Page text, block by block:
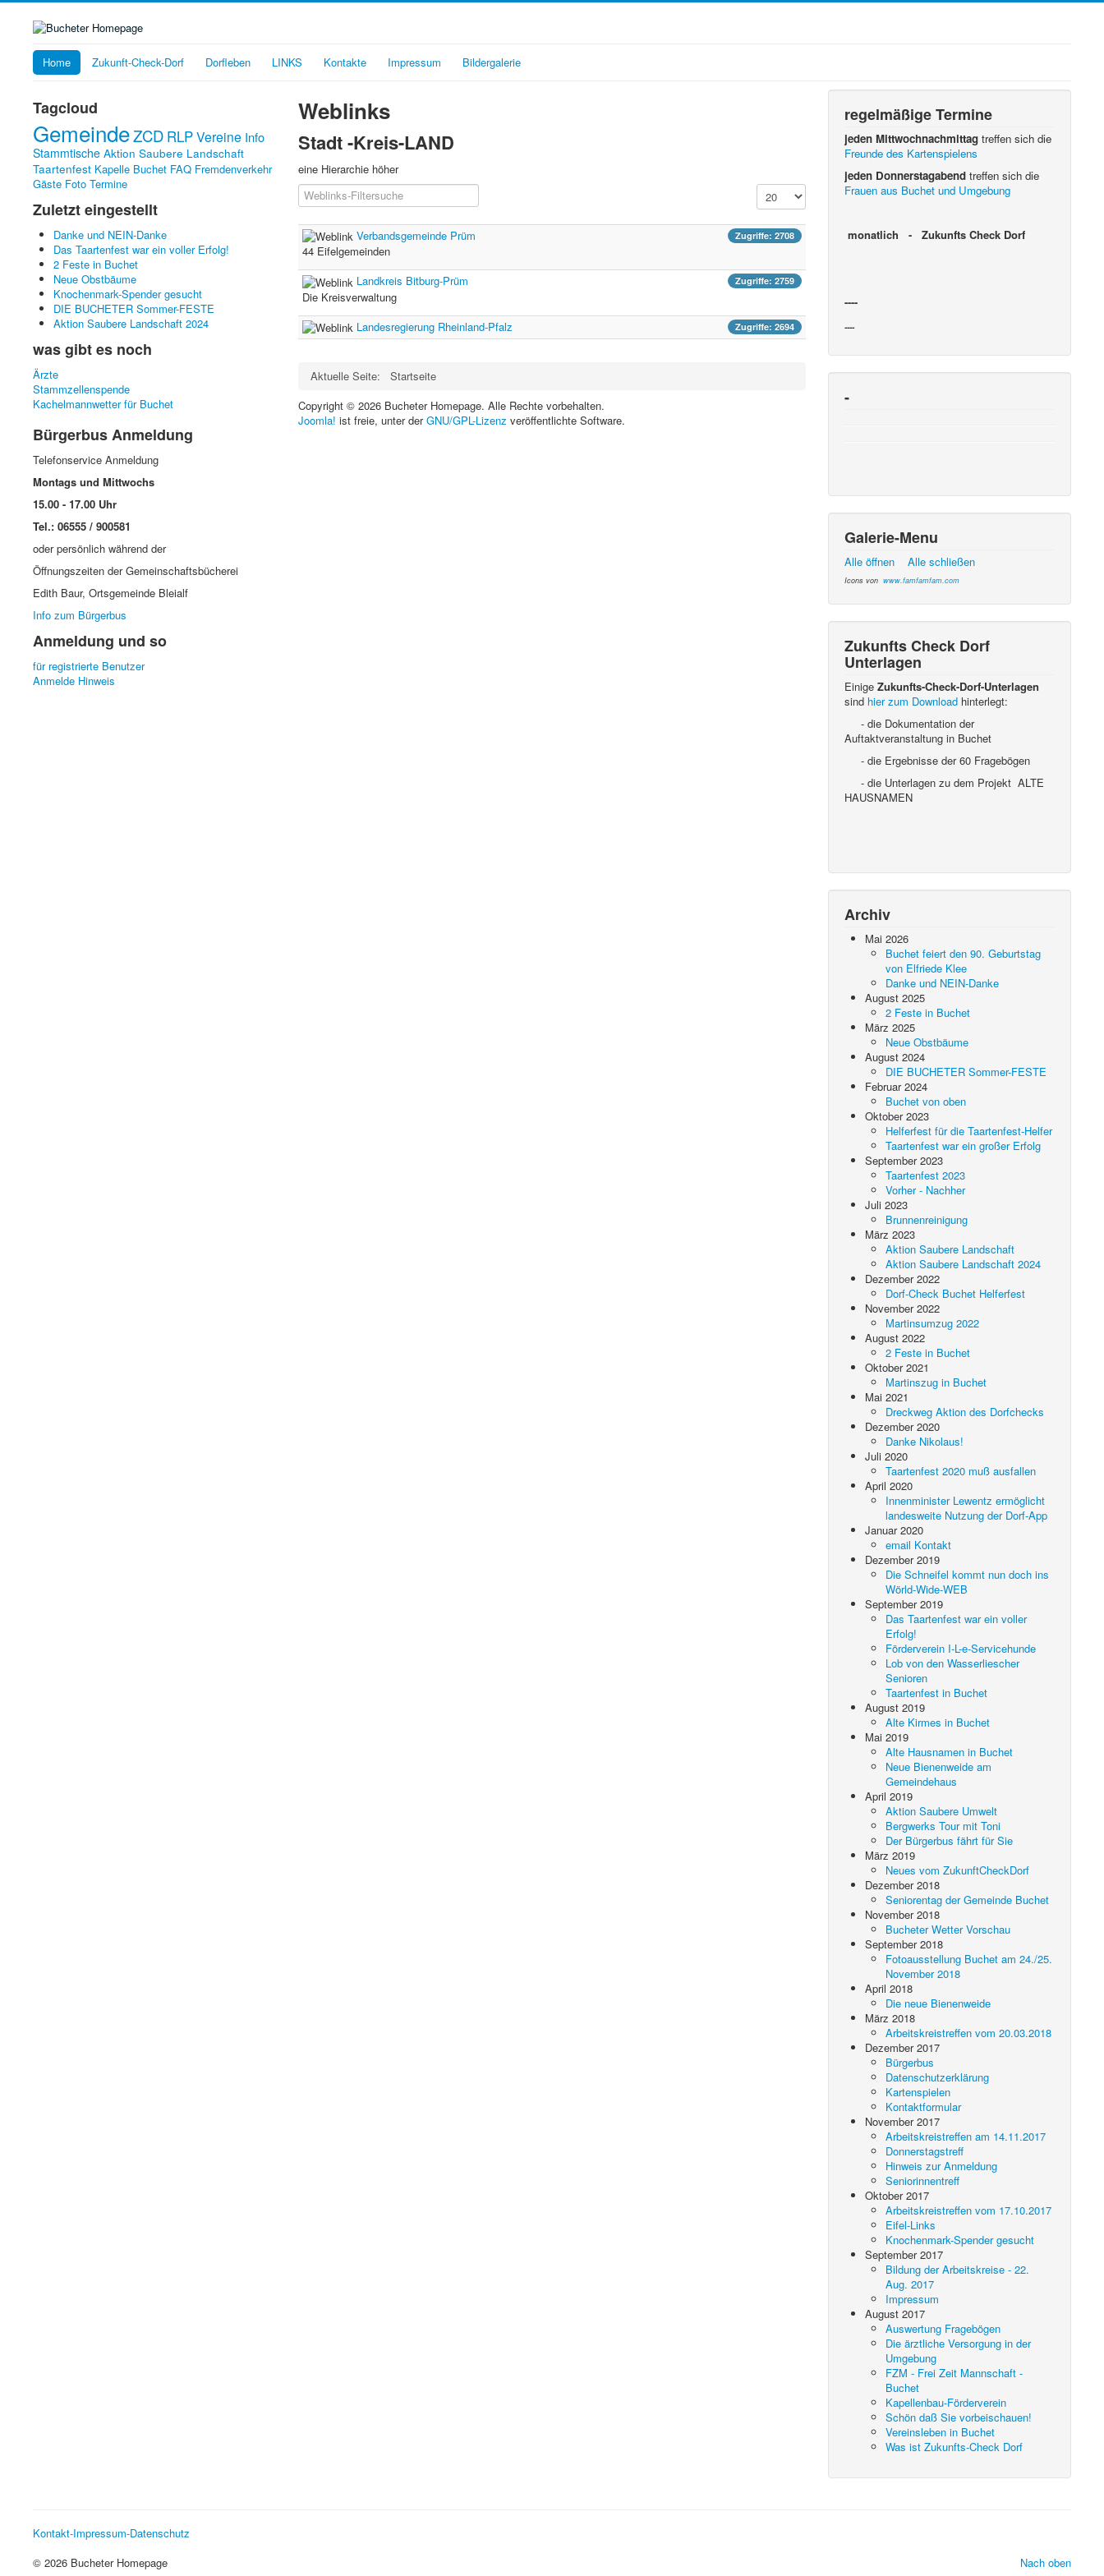
Home Zukunft-Check-Dorf Dorfleben LINKS Kontakte Impressum Bildergalerie
Tagcloud
GemeindeZCD RLPVereine Info
Stammtische Aktion Saubere Landschaft
Taartenfest Kapelle Buchet FAQ Fremdenverkehr
Gäste Foto Termine
Zuletzt eingestellt
Danke und NEIN-Danke
Das Taartenfest war ein voller Erfolg!
2 Feste in Buchet
Neue Obstbäume
Knochenmark-Spender gesucht
DIE BUCHETER Sommer-FESTE
Aktion Saubere Landschaft 2024
was gibt es noch
Ärzte
Stammzellenspende
Kachelmannwetter für Buchet
Bürgerbus Anmeldung
Telefonservice Anmeldung
Montags und Mittwochs
15.00 - 17.00 Uhr
Tel.: 06555 / 900581
oder persönlich während der
Öffnungszeiten der Gemeinschaftsbücherei
Edith Baur, Ortsgemeinde Bleialf
Info zum Bürgerbus
Anmeldung und so
für registrierte Benutzer
Anmelde Hinweis
Weblinks
Stadt -Kreis-LAND
eine Hierarchie höher
Filterfeld
Anzeige #
Zugriffe: 2708
Verbandsgemeinde Prüm
44 Eifelgemeinden
Zugriffe: 2759
Landkreis Bitburg-Prüm
Die Kreisverwaltung
Zugriffe: 2694
Landesregierung Rheinland-Pfalz
Aktuelle Seite:
Startseite
Copyright © 2026 Bucheter Homepage. Alle Rechte vorbehalten.
Joomla! ist freie, unter derGNU/GPL-Lizenz veröffentlichte Software.
regelmäßige Termine
jeden Mittwochnachmittag treffen sich die
Freunde des Kartenspielens
jeden Donnerstagabend treffen sich die
Frauen aus Buchet und Umgebung
monatlich - Zukunfts Check Dorf
----
----
-
Galerie-Menu
Alle öffnen Alle schließen
Icons vonwww.famfamfam.com
Zukunfts Check Dorf
Unterlagen
EinigeZukunfts-Check-Dorf-Unterlagen
sind hier zum Download hinterlegt:
- die Dokumentation der
Auftaktveranstaltung in Buchet
- die Ergebnisse der 60 Fragebögen
- die Unterlagen zu dem Projekt ALTE
HAUSNAMEN
Archiv
Mai 2026
Buchet feiert den 90. Geburtstag
von Elfriede Klee
Danke und NEIN-Danke
August 2025
2 Feste in Buchet
März 2025
Neue Obstbäume
August 2024
DIE BUCHETER Sommer-FESTE
Februar 2024
Buchet von oben
Oktober 2023
Helferfest für die Taartenfest-Helfer
Taartenfest war ein großer Erfolg
September 2023
Taartenfest 2023
Vorher - Nachher
Juli 2023
Brunnenreinigung
März 2023
Aktion Saubere Landschaft
Aktion Saubere Landschaft 2024
Dezember 2022
Dorf-Check Buchet Helferfest
November 2022
Martinsumzug 2022
August 2022
2 Feste in Buchet
Oktober 2021
Martinszug in Buchet
Mai 2021
Dreckweg Aktion des Dorfchecks
Dezember 2020
Danke Nikolaus!
Juli 2020
Taartenfest 2020 muß ausfallen
April 2020
Innenminister Lewentz ermöglicht
landesweite Nutzung der Dorf-App
Januar 2020
email Kontakt
Dezember 2019
Die Schneifel kommt nun doch ins
Wörld-Wide-WEB
September 2019
Das Taartenfest war ein voller
Erfolg!
Förderverein I-L-e-Servicehunde
Lob von den Wasserliescher
Senioren
Taartenfest in Buchet
August 2019
Alte Kirmes in Buchet
Mai 2019
Alte Hausnamen in Buchet
Neue Bienenweide am
Gemeindehaus
April 2019
Aktion Saubere Umwelt
Bergwerks Tour mit Toni
Der Bürgerbus fährt für Sie
März 2019
Neues vom ZukunftCheckDorf
Dezember 2018
Seniorentag der Gemeinde Buchet
November 2018
Bucheter Wetter Vorschau
September 2018
Fotoausstellung Buchet am 24./25.
November 2018
April 2018
Die neue Bienenweide
März 2018
Arbeitskreistreffen vom 20.03.2018
Dezember 2017
Bürgerbus
Datenschutzerklärung
Kartenspielen
Kontaktformular
November 2017
Arbeitskreistreffen am 14.11.2017
Donnerstagstreff
Hinweis zur Anmeldung
Seniorinnentreff
Oktober 2017
Arbeitskreistreffen vom 17.10.2017
Eifel-Links
Knochenmark-Spender gesucht
September 2017
Bildung der Arbeitskreise - 22.
Aug. 2017
Impressum
August 2017
Auswertung Fragebögen
Die ärztliche Versorgung in der
Umgebung
FZM - Frei Zeit Mannschaft -
Buchet
Kapellenbau-Förderverein
Schön daß Sie vorbeischauen!
Vereinsleben in Buchet
Was ist Zukunfts-Check Dorf
Kontakt-Impressum-Datenschutz
Nach oben
© 2026 Bucheter Homepage